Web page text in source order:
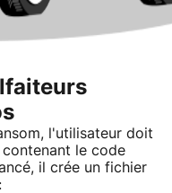
l'utilisateur doit
le code
il crée un fichier